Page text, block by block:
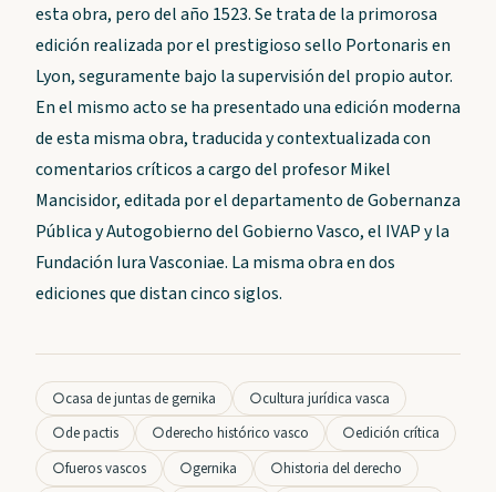
esta obra, pero del año 1523. Se trata de la primorosa
edición realizada por el prestigioso sello Portonaris en
Lyon, seguramente bajo la supervisión del propio autor.
En el mismo acto se ha presentado una edición moderna
de esta misma obra, traducida y contextualizada con
comentarios críticos a cargo del profesor Mikel
Mancisidor, editada por el departamento de Gobernanza
Pública y Autogobierno del Gobierno Vasco, el IVAP y la
Fundación Iura Vasconiae. La misma obra en dos
ediciones que distan cinco siglos.
○casa de juntas de gernika ○cultura jurídica vasca
○de pactis ○derecho histórico vasco ○edición crítica
○fueros vascos ○gernika ○historia del derecho